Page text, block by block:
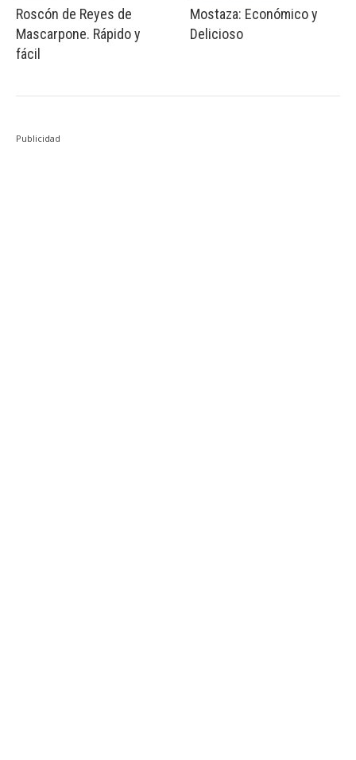
Roscón de Reyes de
Mascarpone. Rápido y
fácil
Mostaza: Económico y
Delicioso
Publicidad